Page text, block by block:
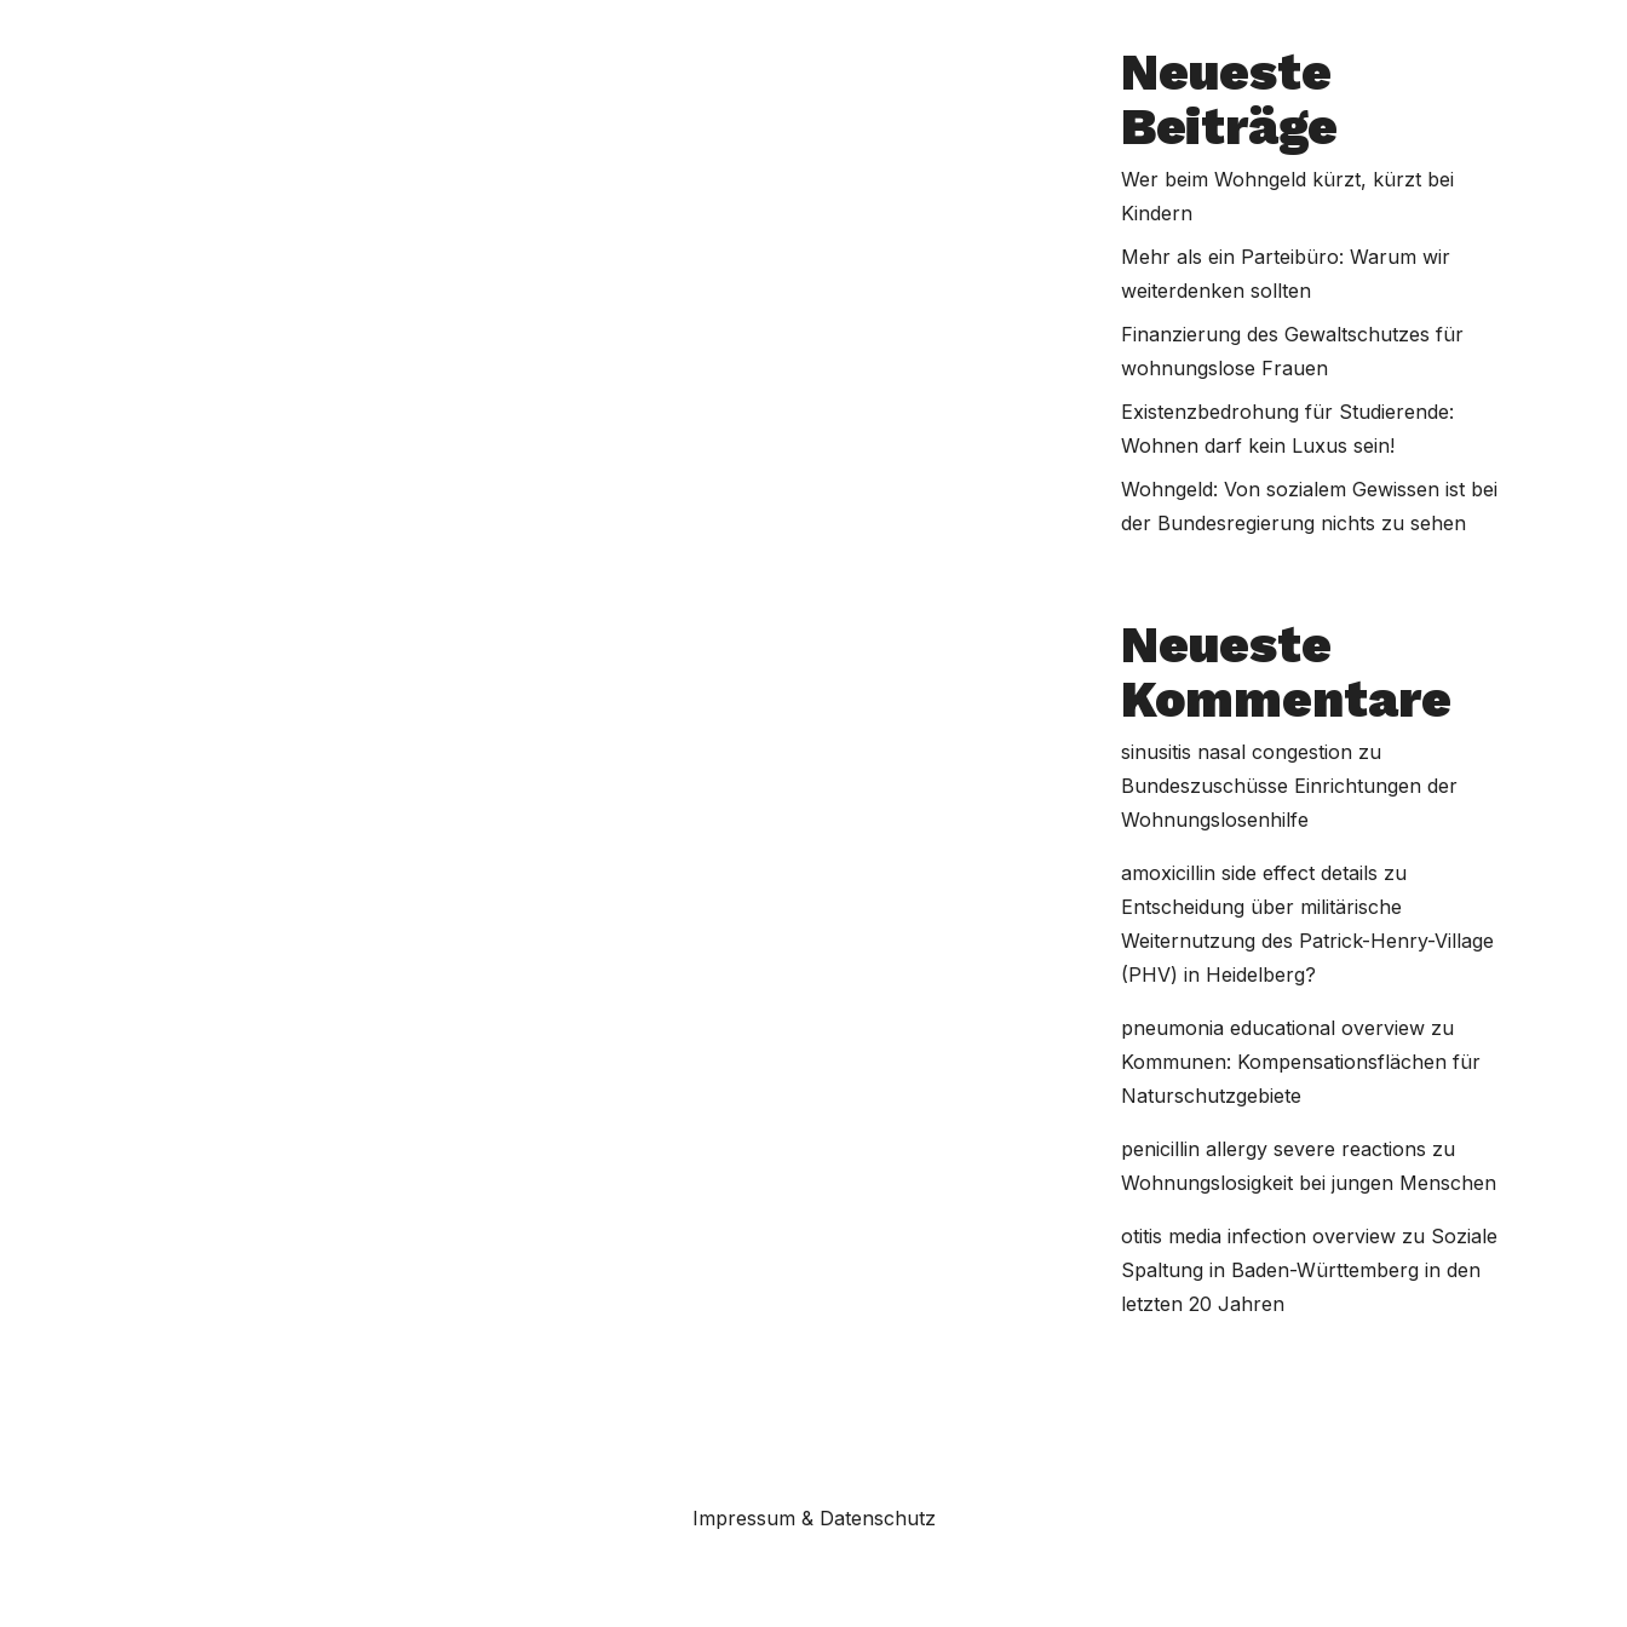
Neueste
Beiträge
Wer beim Wohngeld kürzt, kürzt bei
Kindern
Mehr als ein Parteibüro: Warum wir
weiterdenken sollten
Finanzierung des Gewaltschutzes für
wohnungslose Frauen
Existenzbedrohung für Studierende:
Wohnen darf kein Luxus sein!
Wohngeld: Von sozialem Gewissen ist bei
der Bundesregierung nichts zu sehen
Neueste
Kommentare
sinusitis nasal congestionzu
Bundeszuschüsse Einrichtungen der
Wohnungslosenhilfe
amoxicillin side effect details zu
Entscheidung über militärische
Weiternutzung des Patrick-Henry-Village
(PHV) in Heidelberg?
pneumonia educational overviewzu
Kommunen: Kompensationsflächen für
Naturschutzgebiete
penicillin allergy severe reactions zu
Wohnungslosigkeit bei jungen Menschen
otitis media infection overviewzu Soziale
Spaltung in Baden-Württemberg in den
letzten 20 Jahren
Impressum & Datenschutz